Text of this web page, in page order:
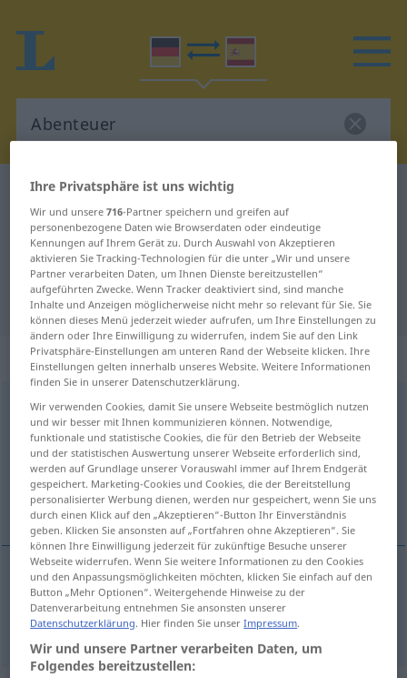
Deutsch-Spanisch Wörterbuch
Deutsch-Spanisch Übersetzung für
"Abenteuer"
"Abenteuer" Spanisch Übersetzung
„Abenteuer“: Neutrum
Abenteuer [ˈaːbəntɔʏər]n <Abenteuers;Abenteuer>
Übersicht aller Übersetzungen
(Für mehr Details die Übersetzung anklicken/antippen)
aventura
aventuraf Abenteuer
Ihre Privatsphäre ist uns wichtig
Wir und unsere716-Partner speichern und greifen auf
personenbezogene Daten wie Browserdaten oder eindeutige
Kennungen auf Ihrem Gerät zu. Durch Auswahl von Akzeptieren
aktivieren Sie Tracking-Technologien für die unter „Wir und unsere
Partner verarbeiten Daten, um Ihnen Dienste bereitzustellen“
aufgeführten Zwecke. Wenn Tracker deaktiviert sind, sind manche
Inhalte und Anzeigen möglicherweise nicht mehr so relevant für Sie. Sie
können dieses Menü jederzeit wieder aufrufen, um Ihre Einstellungen zu
ändern oder Ihre Einwilligung zu widerrufen, indem Sie auf den Link
Privatsphäre-Einstellungen am unteren Rand der Webseite klicken. Ihre
Einstellungen gelten innerhalb unseres Website. Weitere Informationen
finden Sie in unserer Datenschutzerklärung.
Wir verwenden Cookies, damit Sie unsere Webseite bestmöglich nutzen
und wir besser mit Ihnen kommunizieren können. Notwendige,
funktionale und statistische Cookies, die für den Betrieb der Webseite
und der statistischen Auswertung unserer Webseite erforderlich sind,
werden auf Grundlage unserer Vorauswahl immer auf Ihrem Endgerät
gespeichert. Marketing-Cookies und Cookies, die der Bereitstellung
personalisierter Werbung dienen, werden nur gespeichert, wenn Sie uns
durch einen Klick auf den „Akzeptieren“-Button Ihr Einverständnis
geben. Klicken Sie ansonsten auf „Fortfahren ohne Akzeptieren“. Sie
können Ihre Einwilligung jederzeit für zukünftige Besuche unserer
Webseite widerrufen. Wenn Sie weitere Informationen zu den Cookies
und den Anpassungsmöglichkeiten möchten, klicken Sie einfach auf den
Button „Mehr Optionen“. Weitergehende Hinweise zu der
Datenverarbeitung entnehmen Sie ansonsten unserer
Datenschutzerklärung. Hier finden Sie unserImpressum.
Wir und unsere Partner verarbeiten Daten, um
Folgendes bereitzustellen: